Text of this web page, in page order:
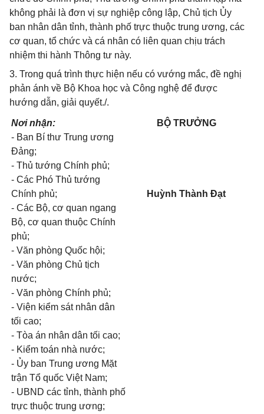
không phải là đơn vị sự nghiệp công lập, Chủ tịch Ủy
ban nhân dân tỉnh, thành phố trực thuộc trung ương, các
cơ quan, tổ chức và cá nhân có liên quan chịu trách
nhiệm thi hành Thông tư này.
3. Trong quá trình thực hiện nếu có vướng mắc, đề nghị
phản ánh về Bộ Khoa học và Công nghệ để được
hướng dẫn, giải quyết./.
Nơi nhận:
- Ban Bí thư Trung ương
Đảng;
- Thủ tướng Chính phủ;
- Các Phó Thủ tướng
Chính phủ;
- Các Bộ, cơ quan ngang
Bộ, cơ quan thuộc Chính
phủ;
- Văn phòng Quốc hội;
- Văn phòng Chủ tịch
nước;
- Văn phòng Chính phủ;
- Viện kiểm sát nhân dân
tối cao;
- Tòa án nhân dân tối cao;
- Kiểm toán nhà nước;
- Ủy ban Trung ương Mặt
trận Tổ quốc Việt Nam;
- UBND các tỉnh, thành phố
trực thuộc trung ương;
BỘ TRƯỞNG
Huỳnh Thành Đạt